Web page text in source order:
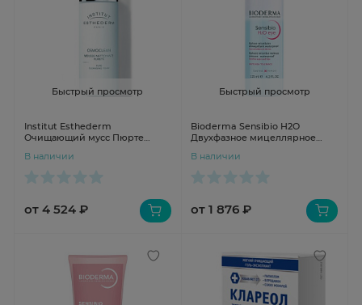
Быстрый просмотр
Institut Esthederm
Очищающий мусс Пюрте
В наличии
от 4 524 ₽
Быстрый просмотр
Bioderma Sensibiо H2O
Двухфазное мицеллярное
губ 125 мл
В наличии
от 1 876 ₽